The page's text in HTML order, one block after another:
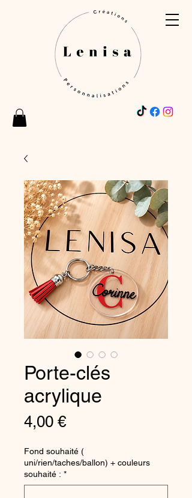
Porte-clés
acrylique
4,00 €Prix
Fond souhaité (
uni/rien/taches/ballon) + couleurs
souhaité : *